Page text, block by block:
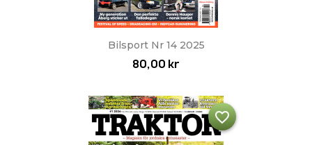
Bilsport Nr 14 2025
80,00 kr
favorite_border